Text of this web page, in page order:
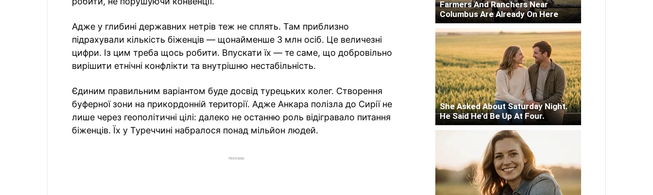
Адже у глибині державних нетрів теж не сплять. Там приблизно
підрахували кількість біженців — щонайменше 3 млн осіб. Це величезні
цифри. Із цим треба щось робити. Впускати їх — те саме, що добровільно
вирішити етнічні конфлікти та внутрішню нестабільність.
Єдиним правильним варіантом буде досвід турецьких колег. Створення
буферної зони на прикордонній території. Адже Анкара полізла до Сирії не
лише через геополітичні цілі: далеко не останню роль відігравало питання
біженців. Їх у Туреччині набралося понад мільйон людей.
РЕКЛАМА
Farmers And Ranchers Near
Columbus Are Already On Here
She Asked About Saturday Night.
He Said He'd Be Up At Four.